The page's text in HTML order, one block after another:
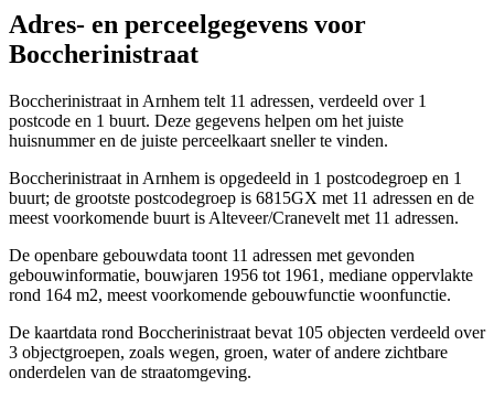
Adres- en perceelgegevens voor
Boccherinistraat
Boccherinistraat in Arnhem telt 11 adressen, verdeeld over 1
postcode en 1 buurt. Deze gegevens helpen om het juiste
huisnummer en de juiste perceelkaart sneller te vinden.
Boccherinistraat in Arnhem is opgedeeld in 1 postcodegroep en 1
buurt; de grootste postcodegroep is 6815GX met 11 adressen en de
meest voorkomende buurt is Alteveer/Cranevelt met 11 adressen.
De openbare gebouwdata toont 11 adressen met gevonden
gebouwinformatie, bouwjaren 1956 tot 1961, mediane oppervlakte
rond 164 m2, meest voorkomende gebouwfunctie woonfunctie.
De kaartdata rond Boccherinistraat bevat 105 objecten verdeeld over
3 objectgroepen, zoals wegen, groen, water of andere zichtbare
onderdelen van de straatomgeving.